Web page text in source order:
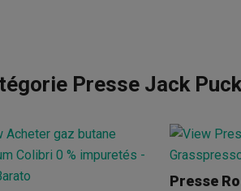
Presse Jack